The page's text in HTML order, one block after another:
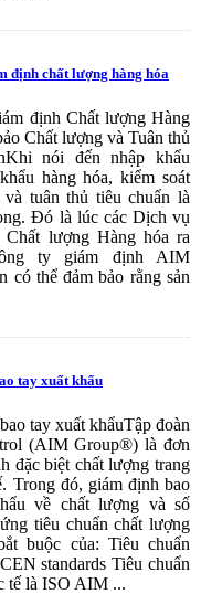
định chất lượng hàng hóa
định Chất lượng Hàng
Chất lượng và Tuân thủ
nói đến nhập khẩu
hàng hóa, kiểm soát
tuân thủ tiêu chuẩn là
Đó là lúc các Dịch vụ
Chất lượng Hàng hóa ra
ty giám định AIM
thể đảm bảo rằng sản
tay xuất khẩu
tay xuất khẩuTập đoàn
(AIM Group®) là đơn
đặc biệt chất lượng trang
Trong đó, giám định bao
về chất lượng và số
tiêu chuẩn chất lượng
buộc của: Tiêu chuẩn
standards Tiêu chuẩn
tế là ISO AIM ...